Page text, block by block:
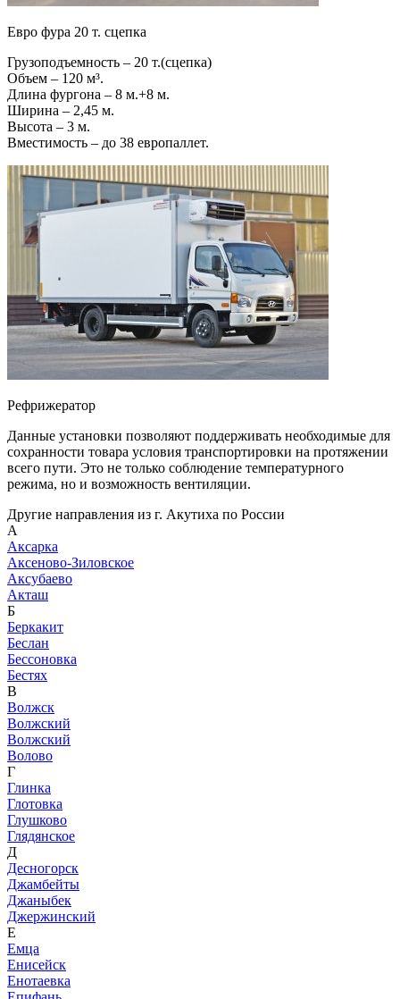
Евро фура 20 т. сцепка
Грузоподъемность – 20 т.(сцепка)
Объем – 120 м³.
Длина фургона – 8 м.+8 м.
Ширина – 2,45 м.
Высота – 3 м.
Вместимость – до 38 европаллет.
Рефрижератор
Данные установки позволяют поддерживать необходимые для
сохранности товара условия транспортировки на протяжении
всего пути. Это не только соблюдение температурного
режима, но и возможность вентиляции.
Другие направления из г. Акутиха по России
А
Аксарка
Аксеново-Зиловское
Аксубаево
Акташ
Б
Беркакит
Беслан
Бессоновка
Бестях
В
Волжск
Волжский
Волжский
Волово
Г
Глинка
Глотовка
Глушково
Глядянское
Д
Десногорск
Джамбейты
Джаныбек
Джержинский
Е
Емца
Енисейск
Енотаевка